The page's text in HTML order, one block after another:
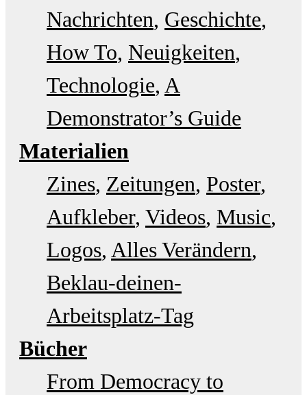
Nachrichten Geschichte
How To Neuigkeiten
Technologie A
Demonstrator’s Guide
Materialien
Zines Zeitungen Poster
Aufkleber Videos Music
Logos Alles Verändern
Beklau-deinen-
Arbeitsplatz-Tag
Bücher
From Democracy to